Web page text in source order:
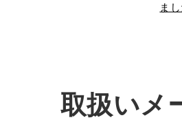
ま
取扱いメ